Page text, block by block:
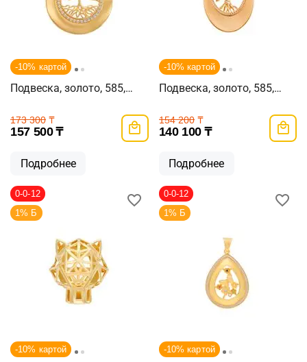
-10% картой
Подвеска, золото, 585,
173 300 ₸
157 500 ₸
Подробнее
-10% картой
Подвеска, золото, 585,
154 200 ₸
140 100 ₸
Подробнее
0-0-12
1% Б
-10% картой
0-0-12
1% Б
-10% картой